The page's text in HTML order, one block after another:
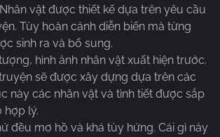
vật được thiết kế dựa trên yêu cầu
Tùy hoàn cảnh diễn biến mà từng
sinh ra và bổ sung.
hình ảnh nhân vật xuất hiện trước.
sẽ được xây dựng dựa trên các
này các nhân vật và tình tiết được sắp
hợp lý.
đều mơ hồ và khá tùy hứng. Cái gì nảy